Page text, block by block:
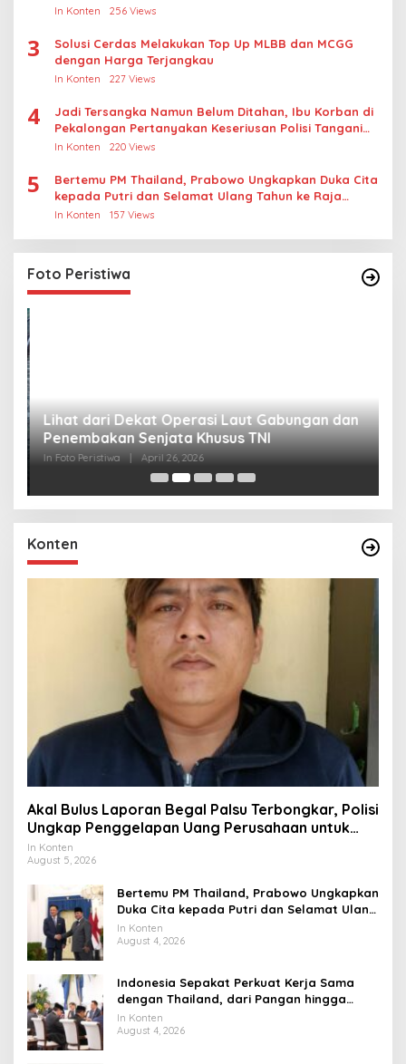
In Konten 256 Views
3
Solusi Cerdas Melakukan Top Up MLBB dan MCGG
dengan Harga Terjangkau
In Konten 227 Views
4
Jadi Tersangka Namun Belum Ditahan, Ibu Korban di
Pekalongan Pertanyakan Keseriusan Polisi Tangani
Kasus Rudapksa Sampai Anaknya Hamil
In Konten 220 Views
5
Bertemu PM Thailand, Prabowo Ungkapkan Duka Cita
kepada Putri dan Selamat Ulang Tahun ke Raja
Thailand
In Konten 157 Views
Foto Peristiwa
Lihat dari Dekat Operasi Laut Gabungan dan
Penembakan Senjata Khusus TNI
In Foto Peristiwa | April 26, 2026
Konten
Akal Bulus Laporan Begal Palsu Terbongkar, Polisi
Ungkap Penggelapan Uang Perusahaan untuk
Crypto
In Konten
August 5, 2026
Bertemu PM Thailand, Prabowo Ungkapkan
Duka Cita kepada Putri dan Selamat Ulang
Tahun ke Raja Thailand
In Konten
August 4, 2026
Indonesia Sepakat Perkuat Kerja Sama
dengan Thailand, dari Pangan hingga
Ekonomi Digital
In Konten
August 4, 2026